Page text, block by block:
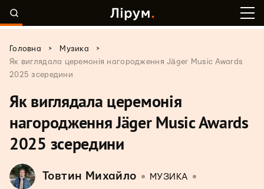
Головна > Музика
>
Як виглядала церемонія нагородження Jäger Music Awards
2025 зсередини
Як виглядала церемонія
нагородження Jäger Music Awards
2025 зсередини
Товтин Михайло МУЗИКА